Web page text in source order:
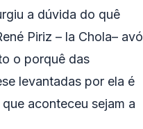
a dúvida do quê
Piriz – la Chola– avó
o porquê das
levantadas por ela é
aconteceu sejam a